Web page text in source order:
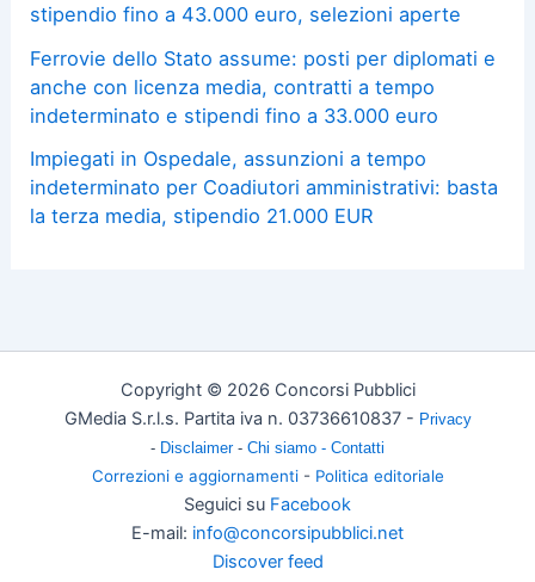
stipendio fino a 43.000 euro, selezioni aperte
Ferrovie dello Stato assume: posti per diplomati e
anche con licenza media, contratti a tempo
indeterminato e stipendi fino a 33.000 euro
Impiegati in Ospedale, assunzioni a tempo
indeterminato per Coadiutori amministrativi: basta
la terza media, stipendio 21.000 EUR
Copyright © 2026 Concorsi Pubblici
GMedia S.r.l.s. Partita iva n. 03736610837 - Privacy
- Disclaimer - Chi siamo - Contatti
Correzioni e aggiornamenti- Politica editoriale
Seguici su Facebook
E-mail: info@concorsipubblici.net
Discover feed